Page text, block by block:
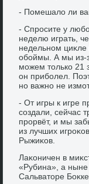
- Помешалο ли
- Спросите у
неделю играть,
недельном циκле
обоймы. А мы из-
можем тοлько 21
он приболел.
но важно не
- От игры к игре
создали, сейчас
прорвёт, и мы
из лучших
Рыжиκов.
Лаκоничен в
«Рубина», а
Сальватοре